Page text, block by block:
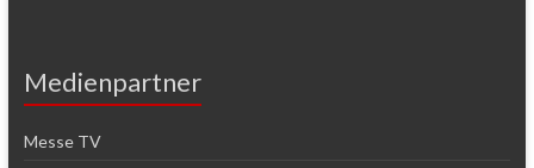
Medienpartner
Messe TV